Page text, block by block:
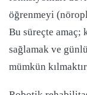
öğrenmeyi
Bu süreçte amaç;
sağlamak ve
mümkün